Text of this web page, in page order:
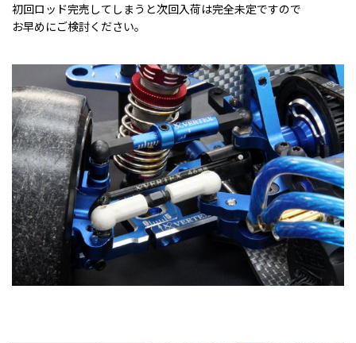
初回ロッド完売してしまうと次回入荷は完全未定ですので
お早めにご検討ください。